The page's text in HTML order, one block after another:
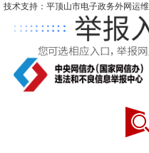
技术支持：平顶山市电子政务外网运